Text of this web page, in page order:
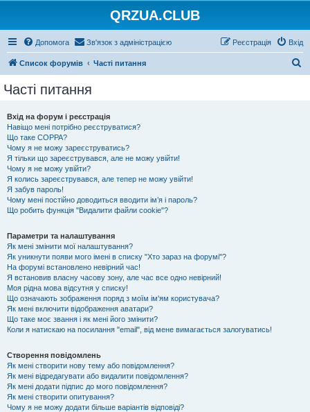
QRZUA.CLUB
Допомога Зв'язок з адміністрацією Вхід
Реєстрація
Список форумів Часті питання
Часті питання
Вхід на форум і реєстрація
Навіщо мені потрібно реєструватися?
Що таке COPPA?
Чому я не можу зареєструватись?
Я тільки що зареєструвався, але не можу увійти!
Чому я не можу увійти?
Я колись зареєструвався, але тепер не можу увійти!
Я забув пароль!
Чому мені постійно доводиться вводити ім’я і пароль?
Що робить функція "Видалити файли cookie"?
Параметри та налаштування
Як мені змінити мої налаштування?
Як уникнути появи мого імені в списку "Хто зараз на форумі"?
На форумі встановлено невірний час!
Я встановив власну часову зону, але час все одно невірний!
Моя рідна мова відсутня у списку!
Що означають зображення поряд з моїм ім'ям користувача?
Як мені включити відображення аватари?
Що таке моє звання і як мені його змінити?
Коли я натискаю на посилання "email", від мене вимагається залогуватись!
Створення повідомлень
Як мені створити нову тему або повідомлення?
Як мені відредагувати або видалити повідомлення?
Як мені додати підпис до мого повідомлення?
Як мені створити опитування?
Чому я не можу додати більше варіантів відповіді?